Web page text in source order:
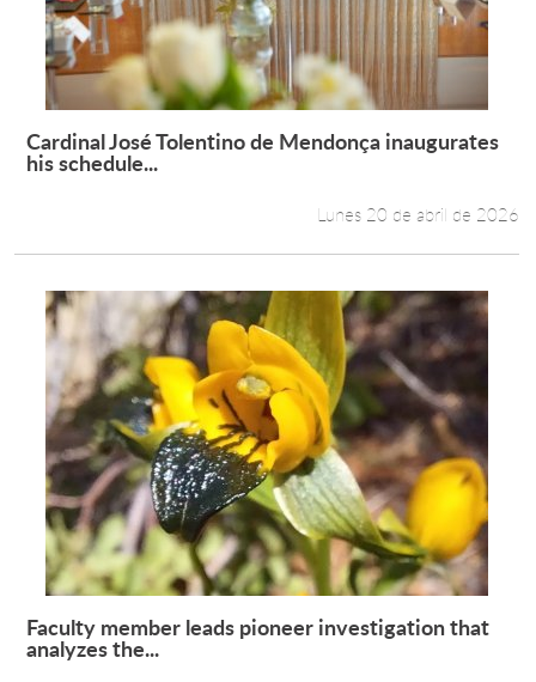
Leer más +
Cardinal José Tolentino de Mendonça inaugurates
his schedule...
Lunes 20 de abril de 2026
Leer más +
Faculty member leads pioneer investigation that
analyzes the...